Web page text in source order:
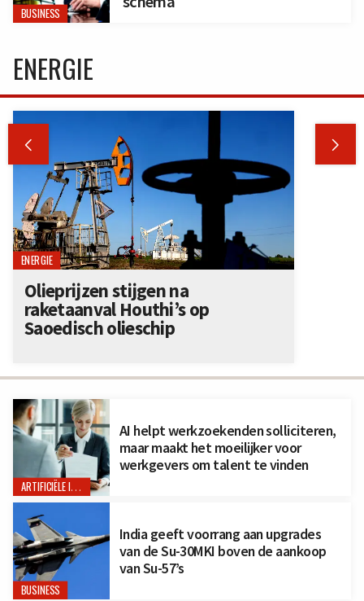
BUSINESS
ARTIFICIËLE INTELLIGENTIE
AI helpt werkzoekenden solliciteren,
maar maakt het moeilijker voor
werkgevers om talent te vinden
BUSINESS
India geeft voorrang aan upgrades
van de Su-30MKI boven de aankoop
van Su-57’s
ENERGIE
 
ENERGIE
Olieprijzen stijgen na
raketaanval Houthi’s op
Saoedisch olieschip